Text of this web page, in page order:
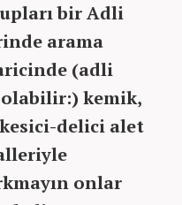
bir Adli
arama
(adli
olabilir:) kemik,
delici alet
onlar